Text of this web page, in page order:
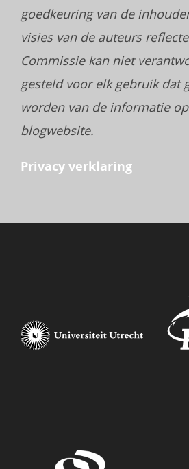
goedkeuring van de
visies van de auteurs
Commissie kan niet
gesteld voor elk gebruik dat
worden van de informatie
blogwebsite.
Privacy verklaring